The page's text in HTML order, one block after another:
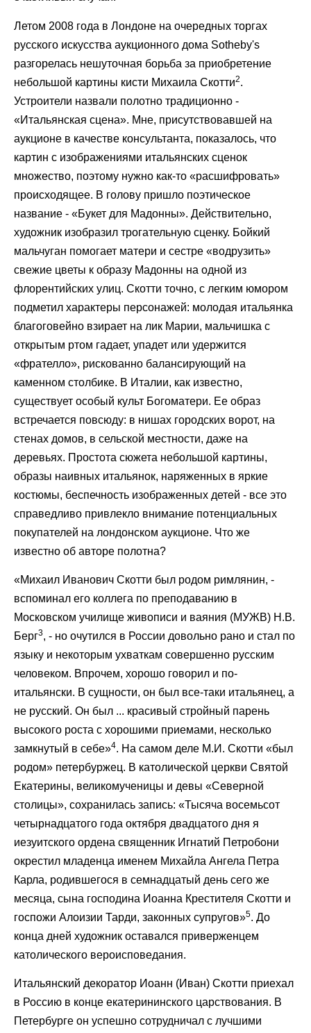
Летом 2008 года в Лондоне на очередных торгах
русского искусства аукционного дома Sotheby's
разгорелась нешуточная борьба за приобретение
небольшой картины кисти Михаила Скотти2.
Устроители назвали полотно традиционно -
«Итальянская сцена». Мне, присутствовавшей на
аукционе в качестве консультанта, показалось, что
картин с изображениями итальянских сценок
множество, поэтому нужно как-то «расшифровать»
происходящее. В голову пришло поэтическое
название - «Букет для Мадонны». Действительно,
художник изобразил трогательную сценку. Бойкий
мальчуган помогает матери и сестре «водрузить»
свежие цветы к образу Мадонны на одной из
флорентийских улиц. Скотти точно, с легким юмором
подметил характеры персонажей: молодая итальянка
благоговейно взирает на лик Марии, мальчишка с
открытым ртом гадает, упадет или удержится
«фрателло», рискованно балансирующий на
каменном столбике. В Италии, как известно,
существует особый культ Богоматери. Ее образ
встречается повсюду: в нишах городских ворот, на
стенах домов, в сельской местности, даже на
деревьях. Простота сюжета небольшой картины,
образы наивных итальянок, наряженных в яркие
костюмы, беспечность изображенных детей - все это
справедливо привлекло внимание потенциальных
покупателей на лондонском аукционе. Что же
известно об авторе полотна?
«Михаил Иванович Скотти был родом римлянин, -
вспоминал его коллега по преподаванию в
Московском училище живописи и ваяния (МУЖВ) Н.В.
Берг3, - но очутился в России довольно рано и стал по
языку и некоторым ухваткам совершенно русским
человеком. Впрочем, хорошо говорил и по-
итальянски. В сущности, он был все-таки итальянец, а
не русский. Он был ... красивый стройный парень
высокого роста с хорошими приемами, несколько
замкнутый в себе»4. На самом деле М.И. Скотти «был
родом» петербуржец. В католической церкви Святой
Екатерины, великомученицы и девы «Северной
столицы», сохранилась запись: «Тысяча восемьсот
четырнадцатого года октября двадцатого дня я
иезуитского ордена священник Игнатий Петробони
окрестил младенца именем Михайла Ангела Петра
Карла, родившегося в семнадцатый день сего же
месяца, сына господина Иоанна Крестителя Скотти и
госпожи Алоизии Тарди, законных супругов»5. До
конца дней художник оставался приверженцем
католического вероисповедания.
Итальянский декоратор Иоанн (Иван) Скотти приехал
в Россию в конце екатерининского царствования. В
Петербурге он успешно сотрудничал с лучшими